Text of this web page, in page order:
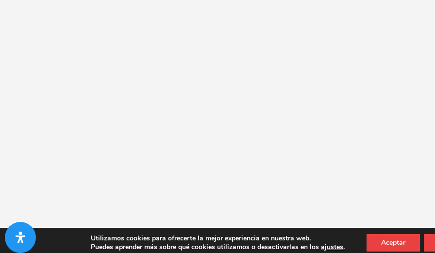
Utilizamos cookies para ofrecerte la mejor experiencia en nuestra web.
Puedes aprender más sobre qué cookies utilizamos o desactivarlas en losajustes. Aceptar